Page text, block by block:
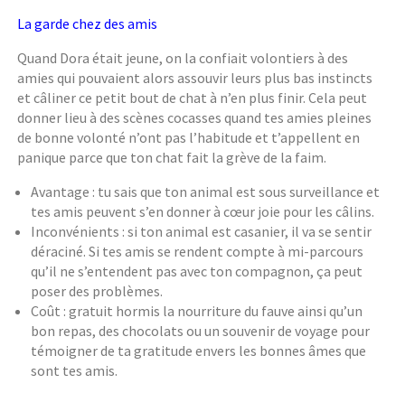
La garde chez des amis
Quand Dora était jeune, on la confiait volontiers à des
amies qui pouvaient alors assouvir leurs plus bas instincts
et câliner ce petit bout de chat à n’en plus finir. Cela peut
donner lieu à des scènes cocasses quand tes amies pleines
de bonne volonté n’ont pas l’habitude et t’appellent en
panique parce que ton chat fait la grève de la faim.
Avantage : tu sais que ton animal est sous surveillance et
tes amis peuvent s’en donner à cœur joie pour les câlins.
Inconvénients : si ton animal est casanier, il va se sentir
déraciné. Si tes amis se rendent compte à mi-parcours
qu’il ne s’entendent pas avec ton compagnon, ça peut
poser des problèmes.
Coût : gratuit hormis la nourriture du fauve ainsi qu’un
bon repas, des chocolats ou un souvenir de voyage pour
témoigner de ta gratitude envers les bonnes âmes que
sont tes amis.